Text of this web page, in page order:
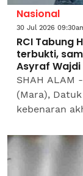
Nasional
30 Jul 2026
RCI Tabung
terbukti,
Asyraf Wajdi
SHAH ALAM
(Mara),
kebenaran
didakwanya